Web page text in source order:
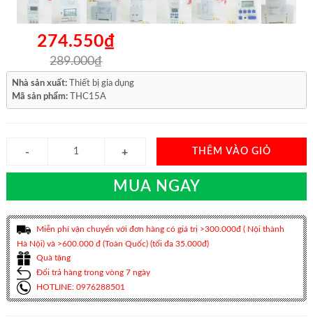
274.550₫
289.000₫
Nhà sản xuất:
Thiết bị gia dụng
Mã sản phẩm:
THC15A
THÊM VÀO GIỎ
MUA NGAY
Miễn phí vận chuyển với đơn hàng có giá trị >300.000đ ( Nội thành
Hà Nội) và >600.000 đ (Toàn Quốc) (tối đa 35.000đ)
Quà tặng
Đổi trả hàng trong vòng 7 ngày
HOTLINE: 0976288501